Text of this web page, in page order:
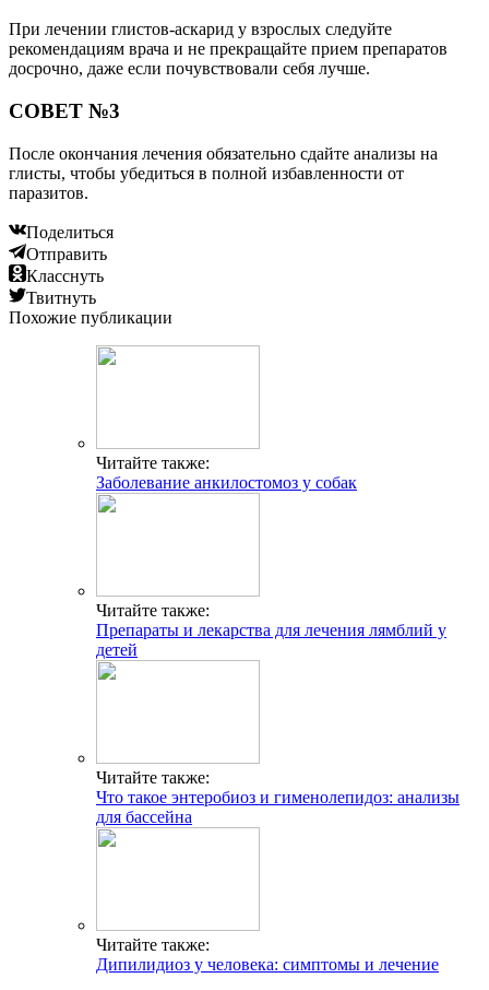
При лечении глистов-аскарид у взрослых следуйте
рекомендациям врача и не прекращайте прием препаратов
досрочно, даже если почувствовали себя лучше.
СОВЕТ №3
После окончания лечения обязательно сдайте анализы на
глисты, чтобы убедиться в полной избавленности от
паразитов.
Поделиться
Отправить
Класснуть
Твитнуть
Похожие публикации
Читайте также:
Заболевание анкилостомоз у собак
Читайте также:
Препараты и лекарства для лечения лямблий у
детей
Читайте также:
Что такое энтеробиоз и гименолепидоз: анализы
для бассейна
Читайте также:
Дипилидиоз у человека: симптомы и лечение